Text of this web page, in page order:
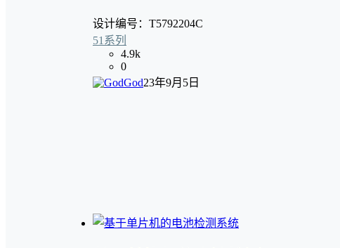
设计编号：T5792204C
51系列
4.9k
0
God23年9月5日